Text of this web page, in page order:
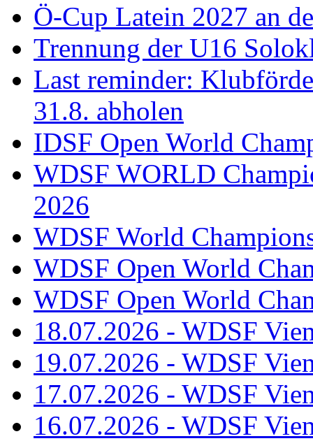
Ö-Cup Latein 2027 an
Trennung der U16
Last reminder:
31.8. abholen
IDSF Open World
WDSF WORLD
2026
WDSF World
WDSF Open World
WDSF Open World
18.07.2026 - WDSF
19.07.2026 - WDSF
17.07.2026 - WDSF
16.07.2026 - WDSF